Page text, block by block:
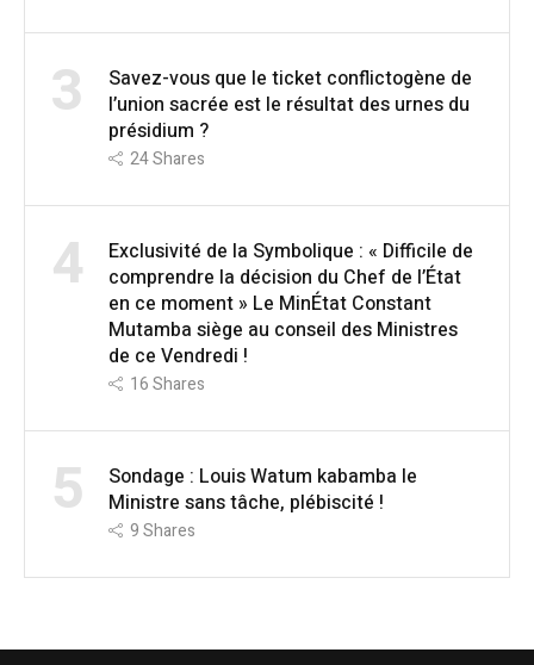
3
Savez-vous que le ticket conflictogène de
l’union sacrée est le résultat des urnes du
présidium ?
24Shares
4
Exclusivité de la Symbolique : « Difficile de
comprendre la décision du Chef de l’État
en ce moment » Le MinÉtat Constant
Mutamba siège au conseil des Ministres
de ce Vendredi !
16Shares
5
Sondage : Louis Watum kabamba le
Ministre sans tâche, plébiscité !
9Shares